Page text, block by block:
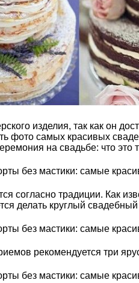
изделия, так как он
самых красивых
на свадьбе: что это
согласно традиции. Как
делать круглый
рекомендуется три